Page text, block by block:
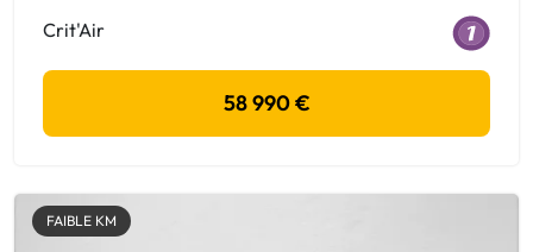
Crit'Air
58 990 €
FAIBLE KM